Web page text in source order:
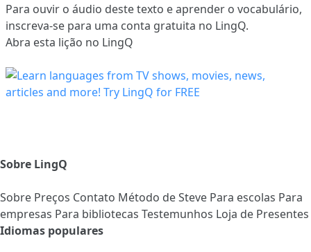
Para ouvir o áudio deste texto e aprender o vocabulário,
inscreva-se para uma conta gratuita no LingQ.
Abra esta lição no LingQ
Sobre LingQ
Sobre Preços Contato Método de Steve Para escolas Para
empresas Para bibliotecas Testemunhos Loja de Presentes
Idiomas populares